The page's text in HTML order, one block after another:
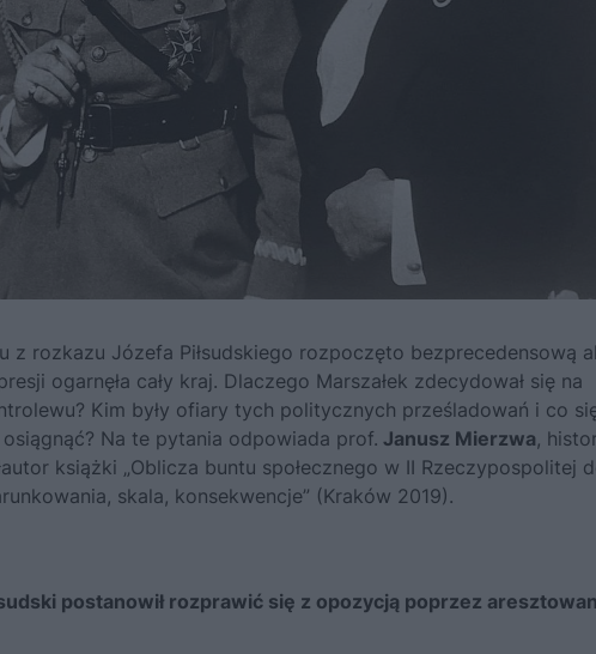
z rozkazu Józefa Piłsudskiego rozpoczęto bezprecedensową
ogarnęła cały kraj. Dlaczego Marszałek zdecydował się na
Kim były ofiary tych politycznych prześladowań i co
Na te pytania odpowiada prof. Janusz Mierzwa,
książki „Oblicza buntu społecznego w II Rzeczypospolitej
skala, konsekwencje” (Kraków 2019).
postanowił rozprawić się z opozycją poprzez